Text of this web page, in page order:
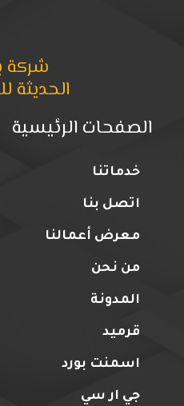
شركة
الحديثة
الصفحات الرئيسية
خدماتنا
اتصل بنا
معرض أعمالنا
من نحن
المدونة
قرميد
اسمنت بورد
جي ار سي